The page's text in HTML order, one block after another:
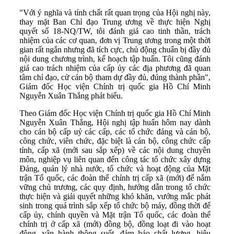
"Với ý nghĩa và tính chất rất quan trọng của Hội nghị này,
thay mặt Ban Chỉ đạo Trung ương về thực hiện Nghị
quyết số 18-NQ/TW, tôi đánh giá cao tinh thần, trách
nhiệm của các cơ quan, đơn vị Trung ương trong một thời
gian rất ngắn nhưng đã tích cực, chủ động chuẩn bị đầy đủ
nội dung chương trình, kế hoạch tập huấn. Tôi cũng đánh
giá cao trách nhiệm của cấp ủy các địa phương đã quan
tâm chỉ đạo, cử cán bộ tham dự đầy đủ, đúng thành phần",
Giám đốc Học viện Chính trị quốc gia Hồ Chí Minh
Nguyễn Xuân Thắng phát biểu.
Theo Giám đốc Học viện Chính trị quốc gia Hồ Chí Minh
Nguyễn Xuân Thắng, Hội nghị tập huấn hôm nay dành
cho cán bộ cấp uỷ các cấp, các tổ chức đảng và cán bộ,
công chức, viên chức, đặc biệt là cán bộ, công chức cấp
tỉnh, cấp xã (mới sau sắp xếp) về các nội dung chuyên
môn, nghiệp vụ liên quan đến công tác tổ chức xây dựng
Đảng, quản lý nhà nước, tổ chức và hoạt động của Mặt
trận Tổ quốc, các đoàn thể chính trị cấp xã (mới) để nắm
vững chủ trương, các quy định, hướng dẫn trong tổ chức
thực hiện và giải quyết những khó khăn, vướng mắc phát
sinh trong quá trình sắp xếp tổ chức bộ máy, đồng thời để
cấp ủy, chính quyền và Mặt trận Tổ quốc, các đoàn thể
chính trị ở cấp xã (mới) đồng bộ, đồng loạt đi vào hoạt